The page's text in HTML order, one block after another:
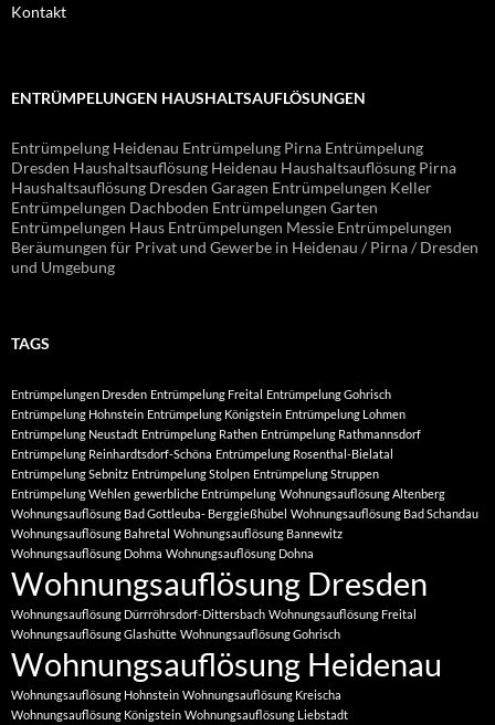
Kontakt
ENTRÜMPELUNGEN HAUSHALTSAUFLÖSUNGEN
Entrümpelung Heidenau Entrümpelung Pirna Entrümpelung
Dresden Haushaltsauflösung Heidenau Haushaltsauflösung Pirna
Haushaltsauflösung Dresden Garagen Entrümpelungen Keller
Entrümpelungen Dachboden Entrümpelungen Garten
Entrümpelungen Haus Entrümpelungen Messie Entrümpelungen
Beräumungen für Privat und Gewerbe in Heidenau / Pirna / Dresden
und Umgebung
TAGS
Entrümpelungen Dresden Entrümpelung Freital Entrümpelung Gohrisch
Entrümpelung Hohnstein Entrümpelung Königstein Entrümpelung Lohmen
Entrümpelung Neustadt Entrümpelung Rathen Entrümpelung Rathmannsdorf
Entrümpelung Reinhardtsdorf-Schöna Entrümpelung Rosenthal-Bielatal
Entrümpelung Sebnitz Entrümpelung Stolpen Entrümpelung Struppen
Entrümpelung Wehlen gewerbliche Entrümpelung Wohnungsauflösung Altenberg
Wohnungsauflösung Bad Gottleuba- Berggießhübel Wohnungsauflösung Bad Schandau
Wohnungsauflösung Bahretal Wohnungsauflösung Bannewitz
Wohnungsauflösung Dohma Wohnungsauflösung Dohna
Wohnungsauflösung Dresden
Wohnungsauflösung Dürrröhrsdorf-Dittersbach Wohnungsauflösung Freital
Wohnungsauflösung Glashütte Wohnungsauflösung Gohrisch
Wohnungsauflösung Heidenau
Wohnungsauflösung Hohnstein Wohnungsauflösung Kreischa
Wohnungsauflösung Königstein Wohnungsauflösung Liebstadt